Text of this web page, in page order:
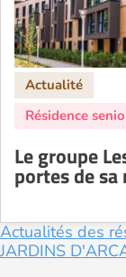
Le groupe
portes de sa
Actualités des
JARDINS